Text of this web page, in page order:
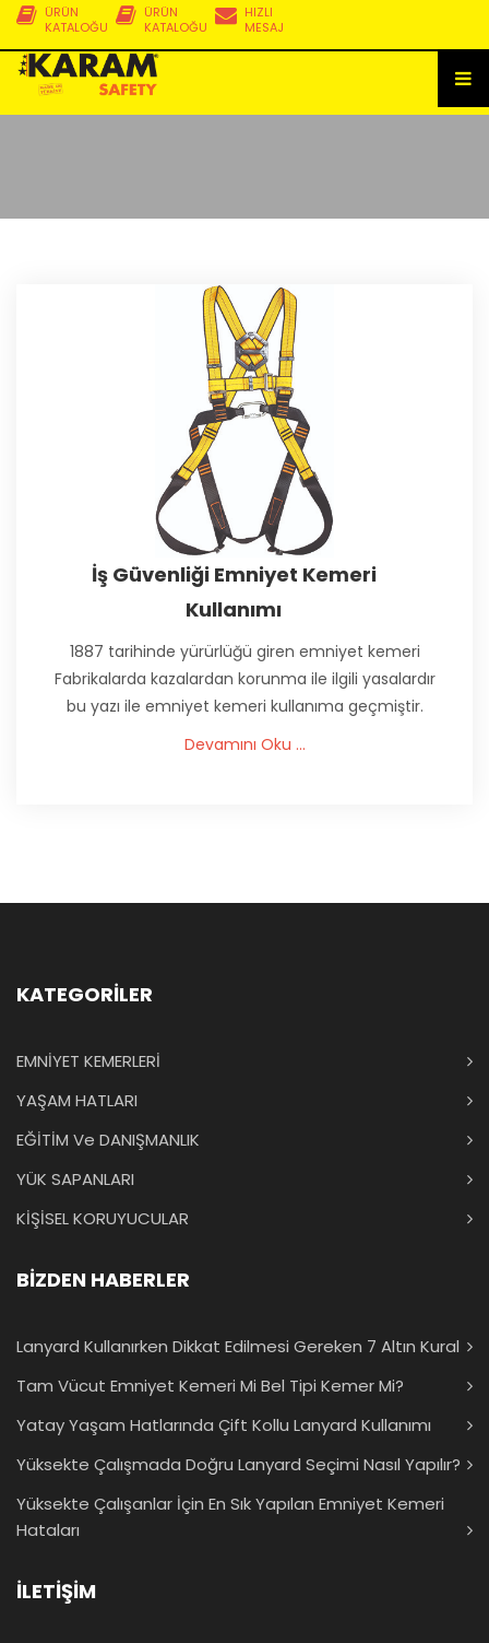
HIZLI
MESAJ
ÜRÜN
KATALOĞU
ÜRÜN
KATALOĞU
İş Güvenliği Emniyet Kemeri
Kullanımı
1887 tarihinde yürürlüğü giren emniyet kemeri
Fabrikalarda kazalardan korunma ile ilgili yasalardır
bu yazı ile emniyet kemeri kullanıma geçmiştir.
Devamını Oku ...
KATEGORİLER
EMNİYET KEMERLERİ
YAŞAM HATLARI
EĞİTİM Ve DANIŞMANLIK
YÜK SAPANLARI
KİŞİSEL KORUYUCULAR
BİZDEN HABERLER
Lanyard Kullanırken Dikkat Edilmesi Gereken 7 Altın Kural
Tam Vücut Emniyet Kemeri Mi Bel Tipi Kemer Mi?
Yatay Yaşam Hatlarında Çift Kollu Lanyard Kullanımı
Yüksekte Çalışmada Doğru Lanyard Seçimi Nasıl Yapılır?
Yüksekte Çalışanlar İçin En Sık Yapılan Emniyet Kemeri
Hataları
İLETİŞİM